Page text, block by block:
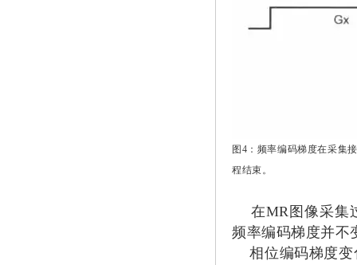
图4：频率编码梯度在采集
程结束。
在MR图像采集
频率编码梯度并不
相位编码梯度变